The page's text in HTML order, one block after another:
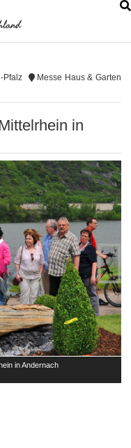
Pfalz
Messe Haus & Garten
in
in Andernach
